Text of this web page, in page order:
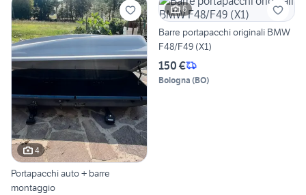
4
Portapacchi auto + barre
montaggio
6
Barre portapacchi originali BMW
F48/F49 (X1)
150 €
Bologna (BO)